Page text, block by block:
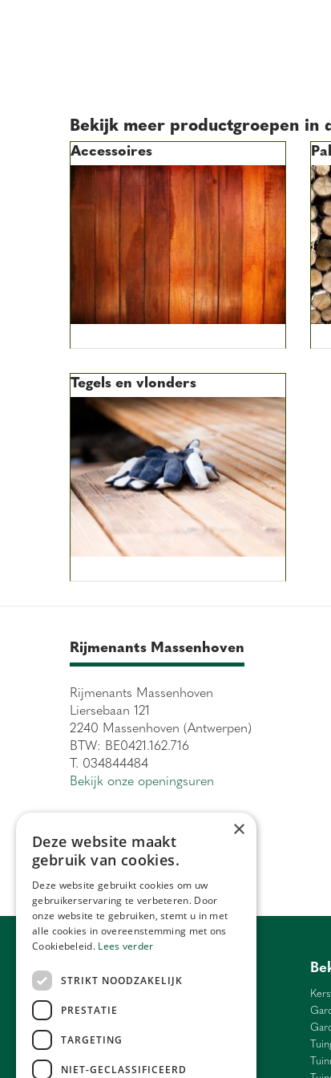
Bekijk meer productgroepen in
Accessoires
Tegels en vlonders
Rijmenants Massenhoven
Rijmenants Massenhoven
Liersebaan 121
2240 Massenhoven (Antwerpen)
BTW: BE0421.162.716
T. 034844484
Bekijk onze openingsuren
Bloemen Antwerpen
Bloemen Schilde
×
Deze website maakt
gebruik van cookies.
Deze website gebruikt cookies om uw
gebruikerservaring te verbeteren. Door
onze website te gebruiken, stemt u in met
alle cookies in overeenstemming met ons
Cookiebeleid. Lees verder
STRIKT NOODZAKELIJK
PRESTATIE
TARGETING
NIET-GECLASSIFICEERD